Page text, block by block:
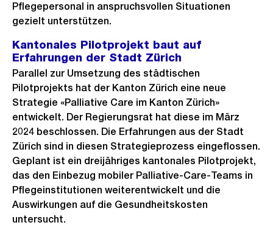
Pflegepersonal in anspruchsvollen Situationen
gezielt unterstützen.
Kantonales Pilotprojekt baut auf
Erfahrungen der Stadt Zürich
Parallel zur Umsetzung des städtischen
Pilotprojekts hat der Kanton Zürich eine neue
Strategie «Palliative Care im Kanton Zürich»
entwickelt. Der Regierungsrat hat diese im März
2024 beschlossen. Die Erfahrungen aus der Stadt
Zürich sind in diesen Strategieprozess eingeflossen.
Geplant ist ein dreijähriges kantonales Pilotprojekt,
das den Einbezug mobiler Palliative-Care-Teams in
Pflegeinstitutionen weiterentwickelt und die
Auswirkungen auf die Gesundheitskosten
untersucht.